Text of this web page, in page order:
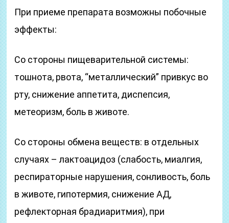
При приеме препарата возможны побочные
эффекты:
Со стороны пищеварительной системы:
тошнота, рвота, “металлический” привкус во
рту, снижение аппетита, диспепсия,
метеоризм, боль в животе.
Со стороны обмена веществ: в отдельных
случаях – лактоацидоз (слабость, миалгия,
респираторные нарушения, сонливость, боль
в животе, гипотермия, снижение АД,
рефлекторная брадиаритмия), при